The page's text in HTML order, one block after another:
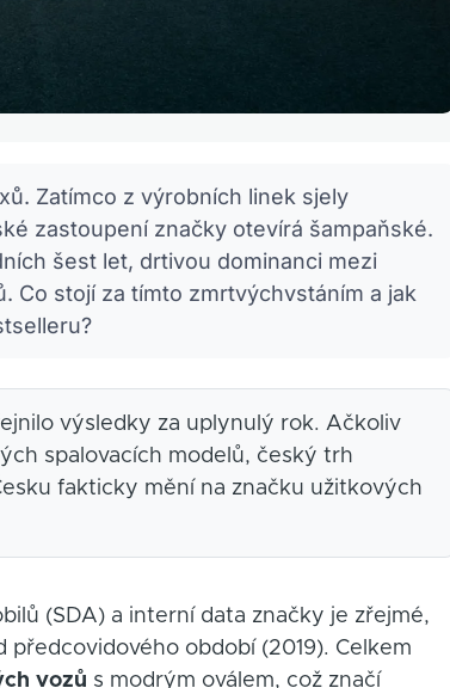
Zatímco z výrobních linek sjely
zastoupení značky otevírá šampaňské.
šest let, drtivou dominanci mezi
Co stojí za tímto zmrtvýchvstáním a jak
výsledky za uplynulý rok. Ačkoliv
spalovacích modelů, český trh
fakticky mění na značku užitkových
(SDA) a interní data značky je zřejmé,
předcovidového období (2019). Celkem
vozů s modrým oválem, což značí